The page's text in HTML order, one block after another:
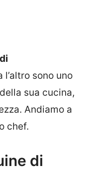
l’altro sono uno
sua cucina,
Andiamo a
chef.
di